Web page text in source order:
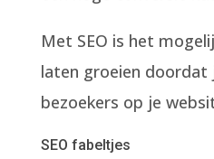
Met SEO is het
laten groeien doordat
bezoekers op je
SEO fabeltjes